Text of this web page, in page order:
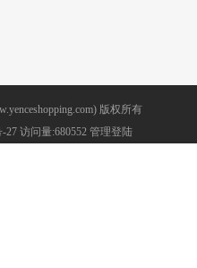
版权所有
-27 访问量:680552 管理登陆